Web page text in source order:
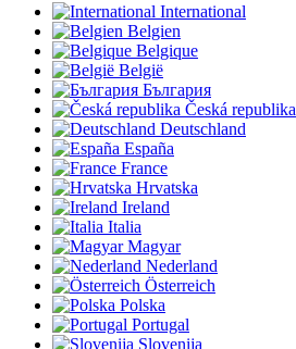
International
Belgien
Belgique
België
България
Česká republika
Deutschland
España
France
Hrvatska
Ireland
Italia
Magyar
Nederland
Österreich
Polska
Portugal
Slovenija